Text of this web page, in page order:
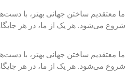
ما معتقدیم ساختن جهانی بهتر، با
شروع می‌شود. هر یک از ما، در هر
ما معتقدیم ساختن جهانی بهتر، با
شروع می‌شود. هر یک از ما، در هر